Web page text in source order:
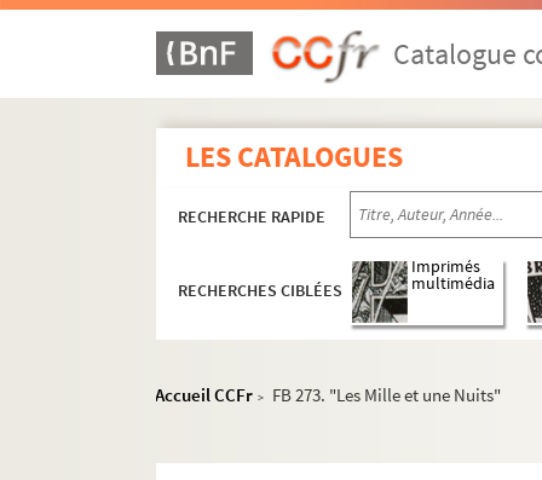
Catalogue
LES CATALOGUES
RECHERCHE RAPIDE
RECHERCHES CIBLÉES
Imprimés
multimédia
Accueil CCFr > FB 273. "Les Mille et une Nuits"